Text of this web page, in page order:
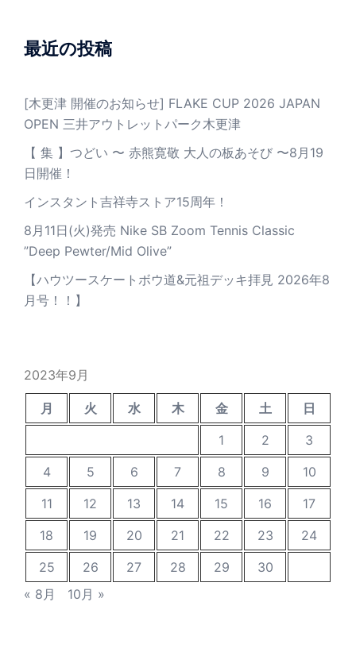
最近の投稿
[木更津 開催のお知らせ] FLAKE CUP 2026 JAPAN
OPEN 三井アウトレットパーク木更津
【 集 】つどい 〜 赤熊寛敬 大人の板あそび 〜8月19
日開催！
インスタント吉祥寺ストア15周年！
8月11日(火)発売 Nike SB Zoom Tennis Classic
”Deep Pewter/Mid Olive”
【ハウツースケートボウ道&元祖デッキ拝見 2026年8
月号！！】
2023年9月
月 火 水 木 金 土
日
1
2
3
4
5 6 7 8 9
10
11
12 13 14 15 16
17
18
19 20 21 22 23
24
25
26 27 28 29
30
« 8月
10月 »